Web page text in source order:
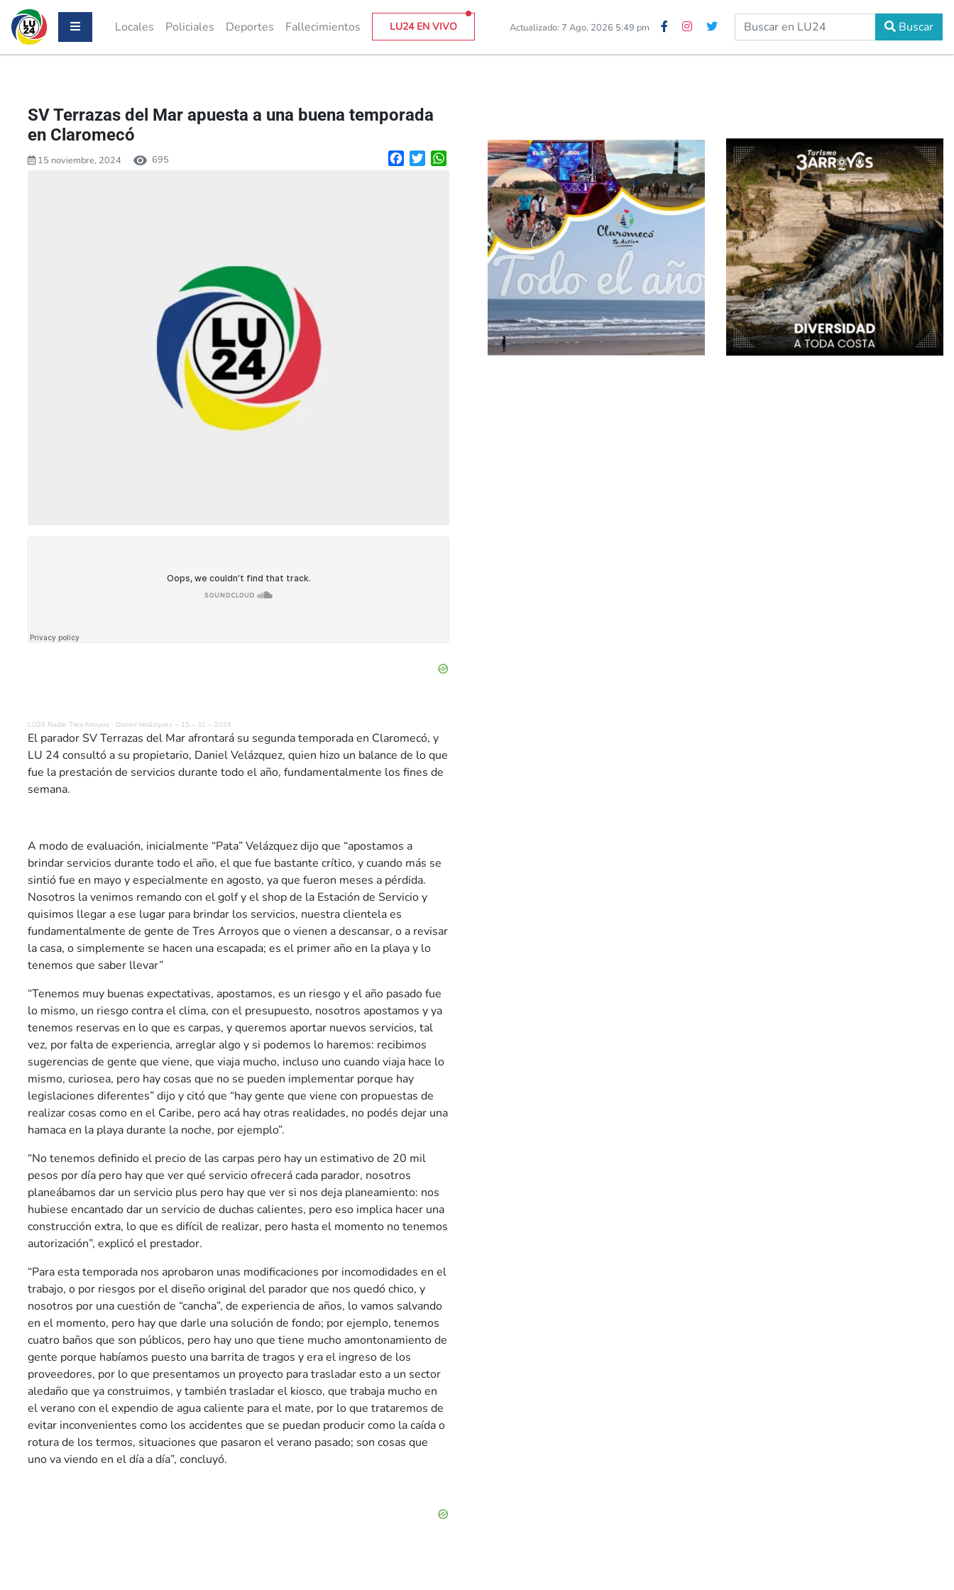
Locales Policiales Deportes Fallecimientos LU24 EN VIVO Actualizado: 7 Ago, 2026 5:49 pm Buscar
SV Terrazas del Mar apuesta a una buena temporada
en Claromecó
15 noviembre, 2024 695 FacebookTwitterWhatsApp
LU24 Radio Tres Arroyos · Daniel Velázquez – 15 – 11 – 2024
El parador SV Terrazas del Mar afrontará su segunda temporada en Claromecó, y
LU 24 consultó a su propietario, Daniel Velázquez, quien hizo un balance de lo que
fue la prestación de servicios durante todo el año, fundamentalmente los fines de
semana.
A modo de evaluación, inicialmente “Pata” Velázquez dijo que “apostamos a
brindar servicios durante todo el año, el que fue bastante crítico, y cuando más se
sintió fue en mayo y especialmente en agosto, ya que fueron meses a pérdida.
Nosotros la venimos remando con el golf y el shop de la Estación de Servicio y
quisimos llegar a ese lugar para brindar los servicios, nuestra clientela es
fundamentalmente de gente de Tres Arroyos que o vienen a descansar, o a revisar
la casa, o simplemente se hacen una escapada; es el primer año en la playa y lo
tenemos que saber llevar”
“Tenemos muy buenas expectativas, apostamos, es un riesgo y el año pasado fue
lo mismo, un riesgo contra el clima, con el presupuesto, nosotros apostamos y ya
tenemos reservas en lo que es carpas, y queremos aportar nuevos servicios, tal
vez, por falta de experiencia, arreglar algo y si podemos lo haremos: recibimos
sugerencias de gente que viene, que viaja mucho, incluso uno cuando viaja hace lo
mismo, curiosea, pero hay cosas que no se pueden implementar porque hay
legislaciones diferentes” dijo y citó que “hay gente que viene con propuestas de
realizar cosas como en el Caribe, pero acá hay otras realidades, no podés dejar una
hamaca en la playa durante la noche, por ejemplo”.
“No tenemos definido el precio de las carpas pero hay un estimativo de 20 mil
pesos por día pero hay que ver qué servicio ofrecerá cada parador, nosotros
planeábamos dar un servicio plus pero hay que ver si nos deja planeamiento: nos
hubiese encantado dar un servicio de duchas calientes, pero eso implica hacer una
construcción extra, lo que es difícil de realizar, pero hasta el momento no tenemos
autorización”, explicó el prestador.
“Para esta temporada nos aprobaron unas modificaciones por incomodidades en el
trabajo, o por riesgos por el diseño original del parador que nos quedó chico, y
nosotros por una cuestión de “cancha”, de experiencia de años, lo vamos salvando
en el momento, pero hay que darle una solución de fondo; por ejemplo, tenemos
cuatro baños que son públicos, pero hay uno que tiene mucho amontonamiento de
gente porque habíamos puesto una barrita de tragos y era el ingreso de los
proveedores, por lo que presentamos un proyecto para trasladar esto a un sector
aledaño que ya construimos, y también trasladar el kiosco, que trabaja mucho en
el verano con el expendio de agua caliente para el mate, por lo que trataremos de
evitar inconvenientes como los accidentes que se puedan producir como la caída o
rotura de los termos, situaciones que pasaron el verano pasado; son cosas que
uno va viendo en el día a día”, concluyó.